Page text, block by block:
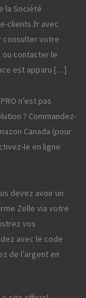
la Société
clients.fr avec
consulter votre
contacter le
est apparu […]
n’est pas
? Commandez-
Canada (pour
le en ligne
devez avoir un
Zelle via votre
vos
avec le code
de l’argent en